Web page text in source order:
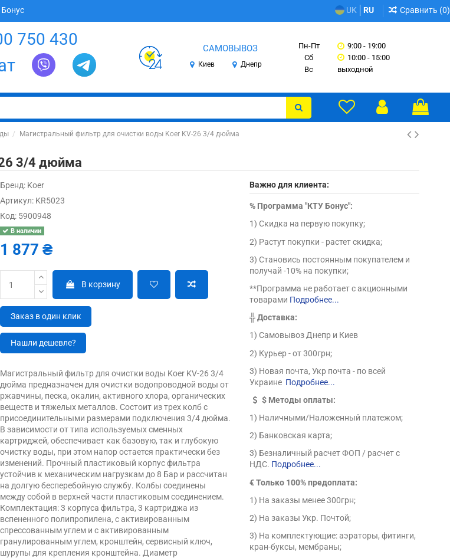
Бонус UK RU Сравнить (0)
750 430 САМОВЫВОЗ
Киев Днепр
Пн-Пт
Сб
Вс
9:00 - 19:00
10:00 - 15:00
выходной
Магистральный фильтр для очистки воды Koer KV-26 3/4 дюйма
3/4 дюйма
Бренд: Koer
Артикул: KR5023
Код: 5900948
В наличии
1 877 ₴
В корзину
Заказ в один клик
Нашли дешевле?
Магистральный фильтр для очистки воды Koer KV-26 3/4
дюйма предназначен для очистки водопроводной воды от
ржавчины, песка, окалин, активного хлора, органических
веществ и тяжелых металлов. Состоит из трех колб с
присоединительными размерами подключения 3/4 дюйма.
В зависимости от типа используемых сменных
картриджей, обеспечивает как базовую, так и глубокую
очистку воды, при этом напор остается практически без
изменений. Прочный пластиковый корпус фильтра
устойчив к механическим нагрузкам до 8 Бар и рассчитан
на долгую бесперебойную службу. Колбы соединены
между собой в верхней части пластиковым соединением.
Комплектация: 3 корпуса фильтра, 3 картриджа из
вспененного полипропилена, с активированным
спрессованным углем и с активированным
гранулированным углем, кронштейн, сервисный ключ,
шурупы для крепления кронштейна. Диаметр
Важно для клиента:
% Программа "КТУ Бонус":
1) Скидка на первую покупку;
2) Растут покупки - растет скидка;
3) Становись постоянным покупателем и
получай -10% на покупки;
**Программа не работает с акционными
товарами Подробнее...
╬Доставка:
1) Самовывоз Днепр и Киев
2) Курьер - от 300грн;
3) Новая почта, Укр почта - по всей
Украине Подробнее...
$ Методы оплаты:
1) Наличными/Наложенный платежом;
2) Банковская карта;
3) Безналичный расчет ФОП / расчет с
НДС. Подробнее...
€ Только 100% предоплата:
1) На заказы менее 300грн;
2) На заказы Укр. Почтой;
3) На комплектующие: аэраторы, фитинги,
кран-буксы, мембраны;